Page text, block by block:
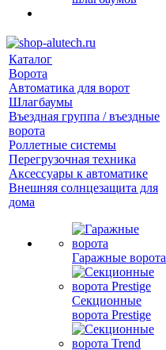
Каталог
Ворота
Автоматика для ворот
Шлагбаумы
Въездная группа / въездные
ворота
Роллетные системы
Перегрузочная техника
Аксессуары к автоматике
Внешняя солнцезащита для
дома
Гаражные ворота
Секционные
ворота Prestige